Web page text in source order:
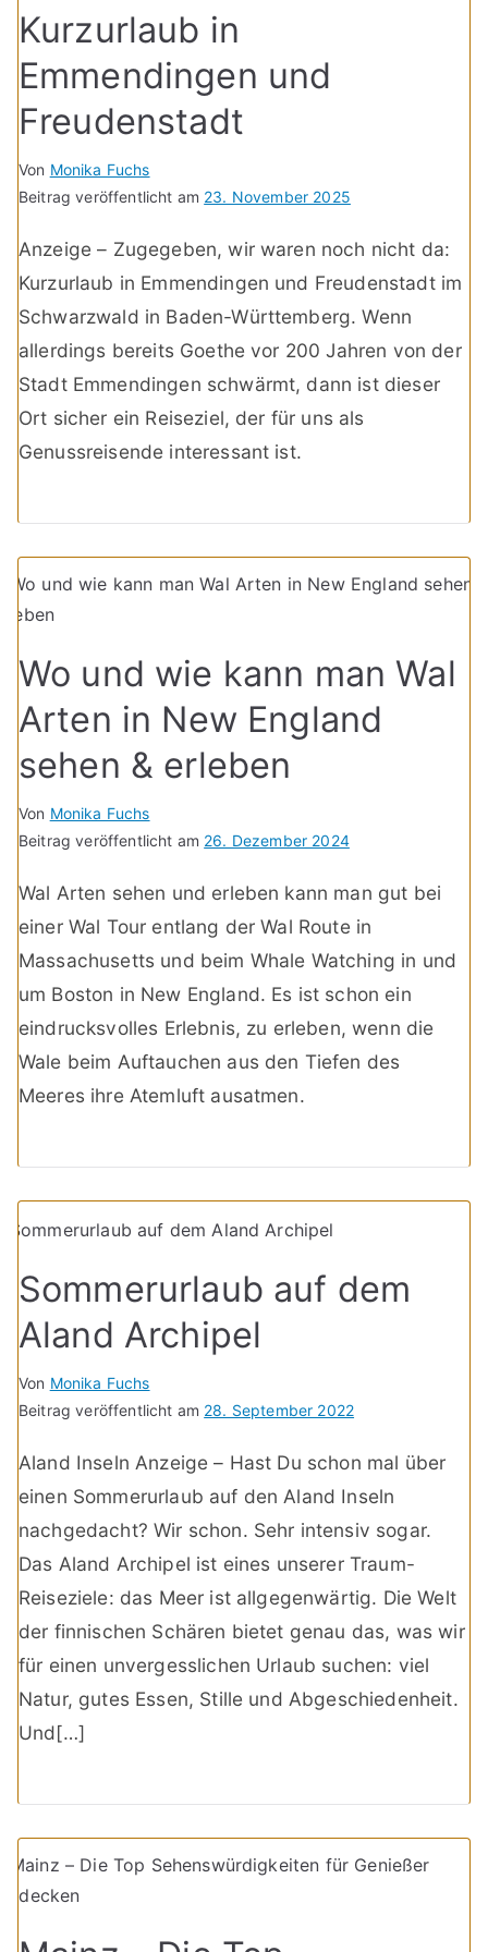
Kurzurlaub in
Emmendingen und
Freudenstadt
Von Monika Fuchs
Beitrag veröffentlicht am 23. November 2025
Anzeige – Zugegeben, wir waren noch nicht da:
Kurzurlaub in Emmendingen und Freudenstadt im
Schwarzwald in Baden-Württemberg. Wenn
allerdings bereits Goethe vor 200 Jahren von der
Stadt Emmendingen schwärmt, dann ist dieser
Ort sicher ein Reiseziel, der für uns als
Genussreisende interessant ist.
Wo und wie kann man Wal
Arten in New England
sehen & erleben
Von Monika Fuchs
Beitrag veröffentlicht am 26. Dezember 2024
Wal Arten sehen und erleben kann man gut bei
einer Wal Tour entlang der Wal Route in
Massachusetts und beim Whale Watching in und
um Boston in New England. Es ist schon ein
eindrucksvolles Erlebnis, zu erleben, wenn die
Wale beim Auftauchen aus den Tiefen des
Meeres ihre Atemluft ausatmen.
Sommerurlaub auf dem
Aland Archipel
Von Monika Fuchs
Beitrag veröffentlicht am 28. September 2022
Aland Inseln Anzeige – Hast Du schon mal über
einen Sommerurlaub auf den Aland Inseln
nachgedacht? Wir schon. Sehr intensiv sogar.
Das Aland Archipel ist eines unserer Traum-
Reiseziele: das Meer ist allgegenwärtig. Die Welt
der finnischen Schären bietet genau das, was wir
für einen unvergesslichen Urlaub suchen: viel
Natur, gutes Essen, Stille und Abgeschiedenheit.
Und[…]